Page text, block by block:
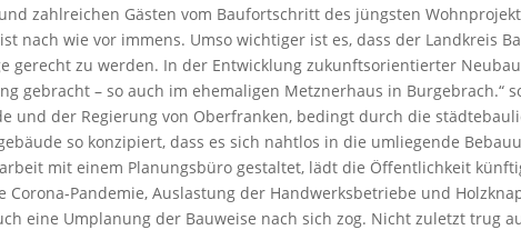
zahlreichen Gästen vom Baufortschritt des jüngsten
nach wie vor immens. Umso wichtiger ist es, dass der Landkreis
gerecht zu werden. In der Entwicklung zukunftsorientierter
gebracht – so auch im ehemaligen Metznerhaus in Burgebrach.“
und der Regierung von Oberfranken, bedingt durch die
so konzipiert, dass es sich nahtlos in die umliegende
mit einem Planungsbüro gestaltet, lädt die Öffentlichkeit
Pandemie, Auslastung der Handwerksbetriebe und
eine Umplanung der Bauweise nach sich zog. Nicht zuletzt trug